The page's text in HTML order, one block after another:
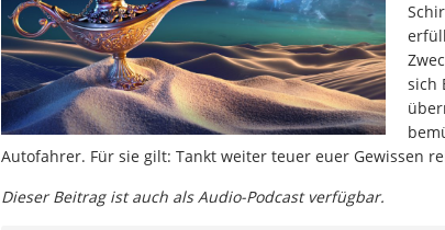
sich
Autofahrer. Für sie gilt: Tankt weiter teuer euer Gewissen
Dieser Beitrag ist auch als Audio-Podcast verfügbar.